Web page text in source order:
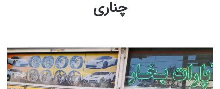
چناری